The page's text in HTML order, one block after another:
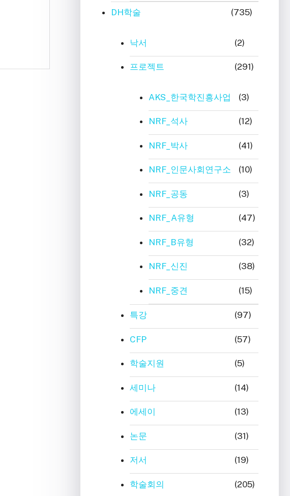
DH학술 (735)
낙서 (2)
프로젝트 (291)
AKS_한국학진흥사업 (3)
NRF_석사 (12)
NRF_박사 (41)
NRF_인문사회연구소 (10)
NRF_공동 (3)
NRF_A유형 (47)
NRF_B유형 (32)
NRF_신진 (38)
NRF_중견 (15)
특강 (97)
CFP (57)
학술지원 (5)
세미나 (14)
에세이 (13)
논문 (31)
저서 (19)
학술회의 (205)